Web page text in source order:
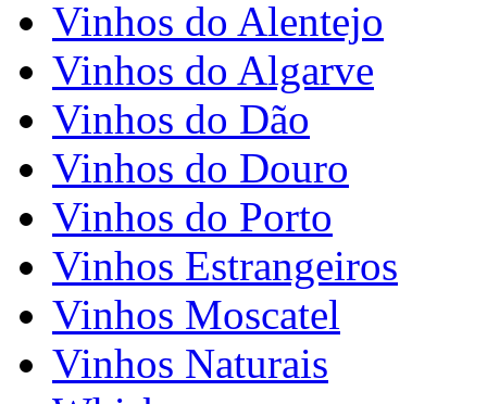
Vinhos do Alentejo
Vinhos do Algarve
Vinhos do Dão
Vinhos do Douro
Vinhos do Porto
Vinhos Estrangeiros
Vinhos Moscatel
Vinhos Naturais